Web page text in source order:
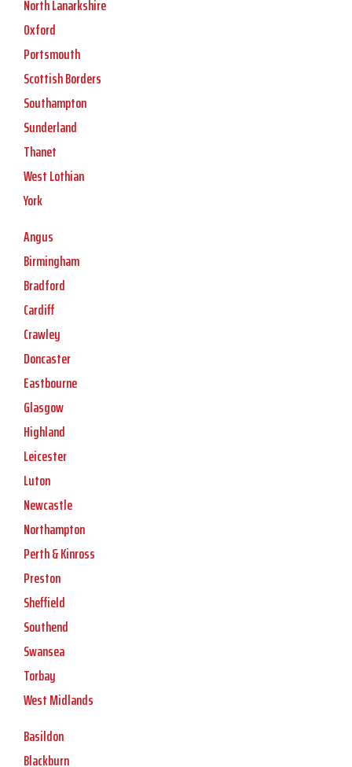
North Lanarkshire
Oxford
Portsmouth
Scottish Borders
Southampton
Sunderland
Thanet
West Lothian
York
Angus
Birmingham
Bradford
Cardiff
Crawley
Doncaster
Eastbourne
Glasgow
Highland
Leicester
Luton
Newcastle
Northampton
Perth & Kinross
Preston
Sheffield
Southend
Swansea
Torbay
West Midlands
Basildon
Blackburn